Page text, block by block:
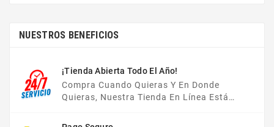
NUESTROS BENEFICIOS
¡Tienda Abierta Todo El Año!
Compra Cuando Quieras Y En Donde
Quieras, Nuestra Tienda En Línea Está